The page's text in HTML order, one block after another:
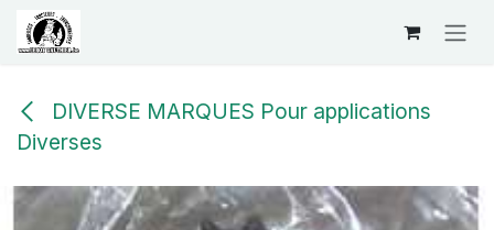
Se rendre au contenu
DIVERSE MARQUES Pour applications
Diverses